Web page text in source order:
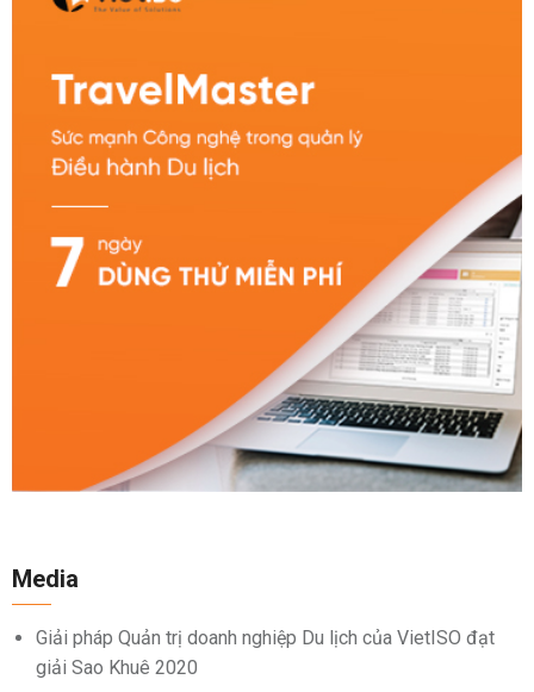
Media
Giải pháp Quản trị doanh nghiệp Du lịch của VietISO đạt
giải Sao Khuê 2020